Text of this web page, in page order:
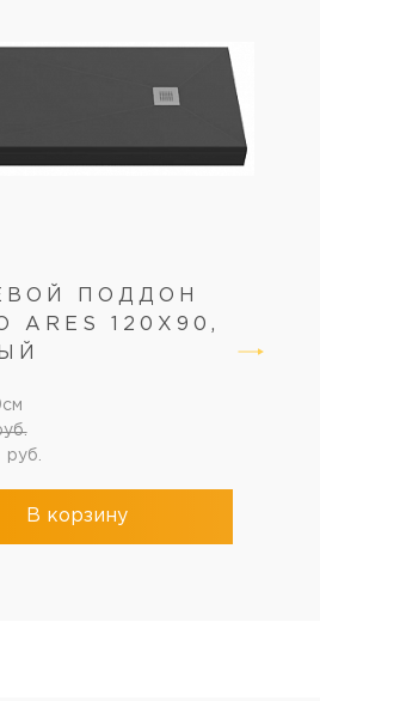
ПОДДОН
ARES 120X90,
руб.
В корзину